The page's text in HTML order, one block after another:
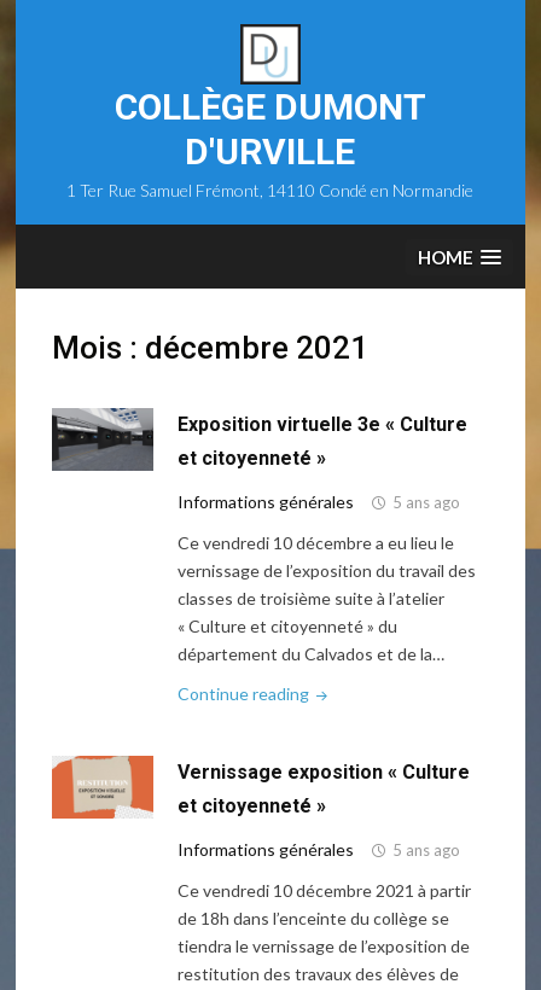
COLLÈGE DUMONT
D'URVILLE
1 Ter Rue Samuel Frémont, 14110 Condé en Normandie
HOME
Mois : décembre 2021
Exposition virtuelle 3e « Culture
et citoyenneté »
Informations générales 5 ans ago
Ce vendredi 10 décembre a eu lieu le
vernissage de l’exposition du travail des
classes de troisième suite à l’atelier
« Culture et citoyenneté » du
département du Calvados et de la…
Continue reading"Exposition
« Culture
et
Vernissage exposition « Culture
et citoyenneté »
Informations générales 5 ans ago
Ce vendredi 10 décembre 2021 à partir
de 18h dans l’enceinte du collège se
tiendra le vernissage de l’exposition de
restitution des travaux des élèves de